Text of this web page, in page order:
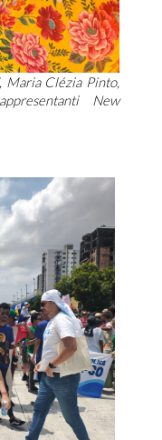
Maria Clézia Pinto,
New